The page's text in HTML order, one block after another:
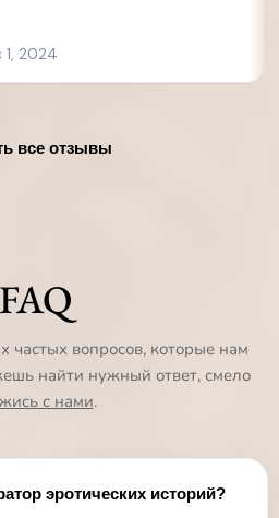
все отзывы
FAQ
частых вопросов, которые нам
найти нужный ответ, смело
с нами.
эротических историй?